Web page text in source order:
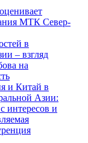
МТК Север-
в
– взгляд
на
и Китай в
Азии:
интересов и